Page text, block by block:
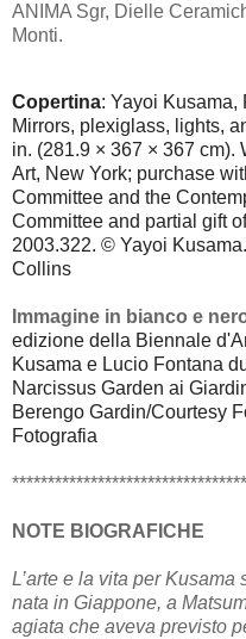
ANIMA Sgr, Dielle
Monti.
Copertina: Yayoi Kusama,
Mirrors, plexiglass, lights,
in. (281.9 × 367 × 367 cm).
Art, New York; purchase
Committee and the
Committee and partial gift
2003.322. © Yayoi
Collins
Immagine in bianco e
edizione della Biennale
Kusama e Lucio Fontana
Narcissus Garden ai
Berengo Gardin/Courtesy
Fotografia
NOTE BIOGRAFICHE
L’arte e la vita per
nata in Giappone, a
agiata che aveva previsto